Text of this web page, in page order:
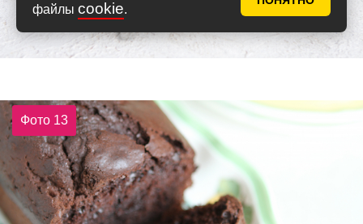
файлы cookie.
Фото 13